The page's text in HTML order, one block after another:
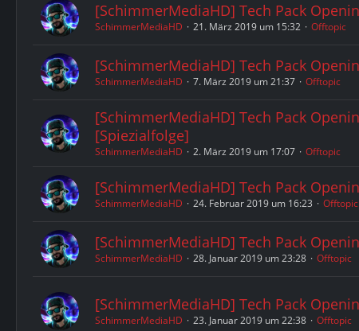
[SchimmerMediaHD] Tech Pack
SchimmerMediaHD 21. März 2019 um 15:32 Offtopic
[SchimmerMediaHD] Tech Pack
SchimmerMediaHD 7. März 2019 um 21:37 Offtopic
[SchimmerMediaHD] Tech Pack
[Spiezialfolge]
SchimmerMediaHD 2. März 2019 um 17:07 Offtopic
[SchimmerMediaHD] Tech Pack
SchimmerMediaHD 24. Februar 2019 um 16:23 Offtopic
[SchimmerMediaHD] Tech Pack
SchimmerMediaHD 28. Januar 2019 um 23:28 Offtopic
[SchimmerMediaHD] Tech Pack
SchimmerMediaHD 23. Januar 2019 um 22:38 Offtopic